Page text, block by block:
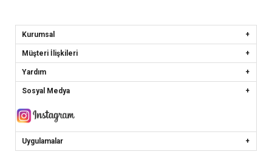
Düğün, nişan, mezuniyet ve davetlerde tercih edilenabiye topuklu
sandalet modelleri
, şıklığınızı tamamlayan en önemli detaylardan biridir.
Işıltılı ve zarif tasarımlar ile göz alıcı bir stil oluşturabilirsiniz.
Kurumsal
Müşteri İlişkileri
Yardım
Sosyal Medya
Uygulamalar